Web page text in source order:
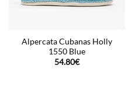
Alpercata Cubanas Holly
1550 Blue
54.80€